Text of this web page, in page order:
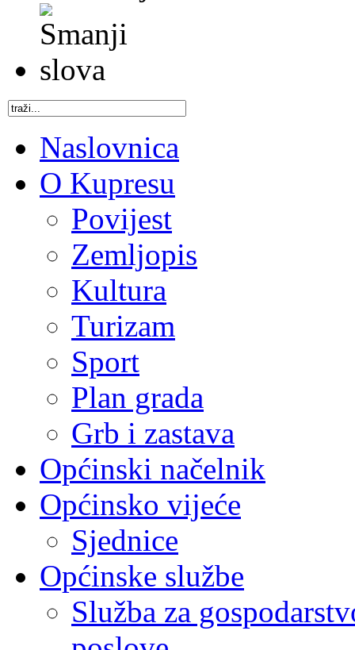
Naslovnica
O Kupresu
Povijest
Zemljopis
Kultura
Turizam
Sport
Plan grada
Grb i zastava
Općinski načelnik
Općinsko vijeće
Sjednice
Općinske službe
Služba za